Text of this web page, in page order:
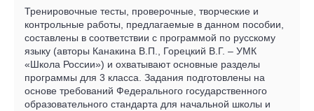
Тренировочные тесты, проверочные, творческие и
контрольные работы, предлагаемые в данном пособии,
составлены в соответствии с программой по русскому
языку (авторы Канакина В.П., Горецкий В.Г. – УМК
«Школа России») и охватывают основные разделы
программы для 3 класса. Задания подготовлены на
основе требований Федерального государственного
образовательного стандарта для начальной школы и